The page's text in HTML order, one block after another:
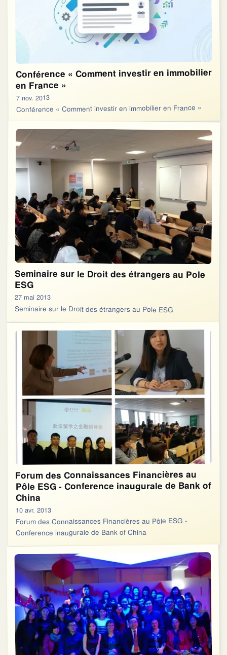
Conférence « Comment investir en immobilier
en France »
7 nov. 2013
Conférence « Comment investir en immobilier en France »
Seminaire sur le Droit des étrangers au Pole
ESG
27 mai 2013
Seminaire sur le Droit des étrangers au Pole ESG
Forum des Connaissances Financières au
Pôle ESG - Conference inaugurale de Bank of
China
10 avr. 2013
Forum des Connaissances Financières au Pôle ESG -
Conference inaugurale de Bank of China